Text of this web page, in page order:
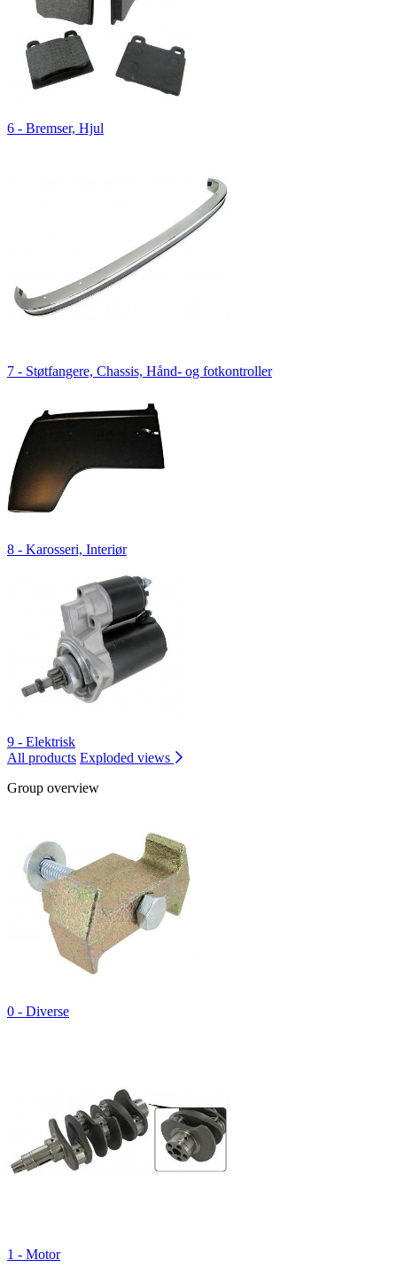
6 - Bremser, Hjul
7 - Støtfangere, Chassis, Hånd- og fotkontroller
8 - Karosseri, Interiør
9 - Elektrisk
All products Exploded views
Group overview
0 - Diverse
1 - Motor